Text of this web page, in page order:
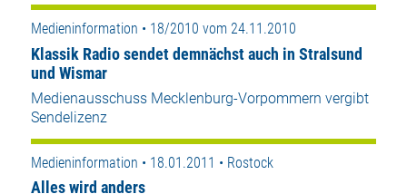
Medieninformation • 18/2010 vom 24.11.2010
Klassik Radio sendet demnächst auch in Stralsund
und Wismar
Medienausschuss Mecklenburg-Vorpommern vergibt
Sendelizenz
Medieninformation • 18.01.2011 • Rostock
Alles wird anders